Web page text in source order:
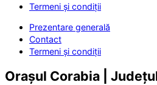
Termeni și condiții
Prezentare generală
Contact
Termeni și condiții
Orașul Corabia |